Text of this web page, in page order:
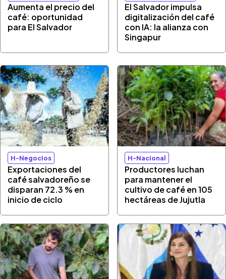
Aumenta el precio del
café: oportunidad
para El Salvador
El Salvador impulsa
digitalización del café
con IA: la alianza con
Singapur
H-Negocios
Exportaciones del
café salvadoreño se
disparan 72.3 % en
inicio de ciclo
H-Nacional
Productores luchan
para mantener el
cultivo de café en 105
hectáreas de Jujutla